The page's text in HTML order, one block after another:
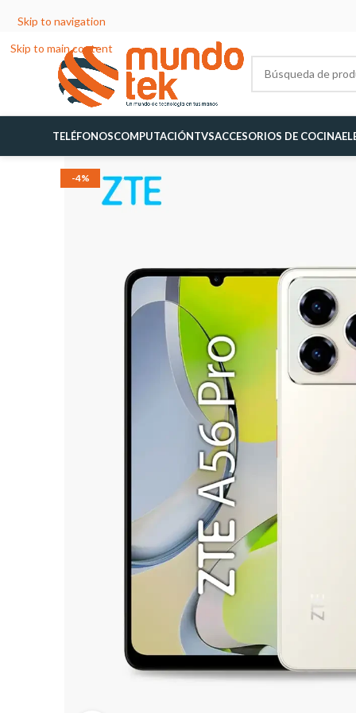
Skip to navigation
Skip to main content
TELÉFONOSCOMPUTACIÓNTVSACCESORIOS DE COCINA
-4%